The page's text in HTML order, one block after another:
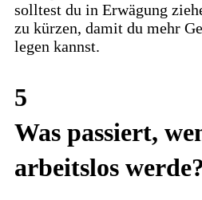
solltest du in Erwägung
zu kürzen, damit du mehr
legen kannst.
5
Was passiert,
arbeitslos werde?